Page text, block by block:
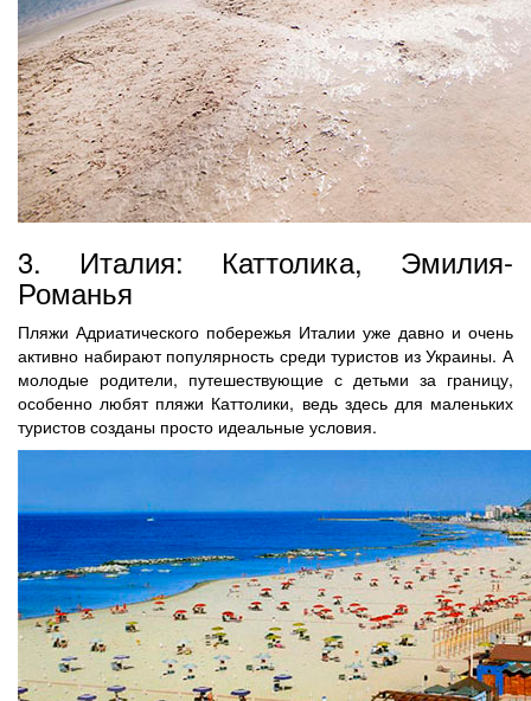
3. Италия: Каттолика, Эмилия-
Романья
Пляжи Адриатического побережья Италии уже давно и очень
активно набирают популярность среди туристов из Украины. А
молодые родители, путешествующие с детьми за границу,
особенно любят пляжи Каттолики, ведь здесь для маленьких
туристов созданы просто идеальные условия.